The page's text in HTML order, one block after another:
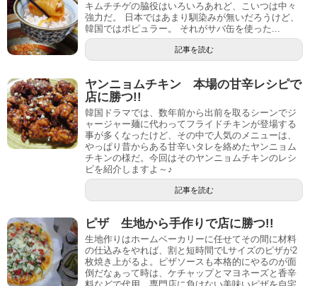
キムチチゲの脇役はいろいろあれど、こいつは中々
強力だ。 日本ではあまり馴染みが無いだろうけど、
韓国ではポピュラー。 それがサバ缶を使った...
記事を読む
ヤンニョムチキン 本場の甘辛レシピで
店に勝つ!!
韓国ドラマでは、数年前から出前を取るシーンでジ
ャージャー麺に代わってフライドチキンが登場する
事が多くなったけど、その中で人気のメニューは、
やっぱり昔からある甘辛いタレを絡めたヤンニョム
チキンの様だ。今回はそのヤンニョムチキンのレシ
ピを紹介しますよ～♪
記事を読む
ピザ 生地から手作りで店に勝つ!!
生地作りはホームベーカリーに任せてその間に材料
の仕込みをやれば、割と短時間でLサイズのピザが2
枚焼き上がるよ。ピザソースも本格的にやるのが面
倒だなぁって時は、ケチャップとマヨネーズと香辛